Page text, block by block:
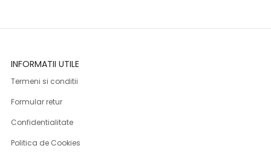
INFORMATII UTILE
Termeni si conditii
Formular retur
Confidentialitate
Politica de Cookies